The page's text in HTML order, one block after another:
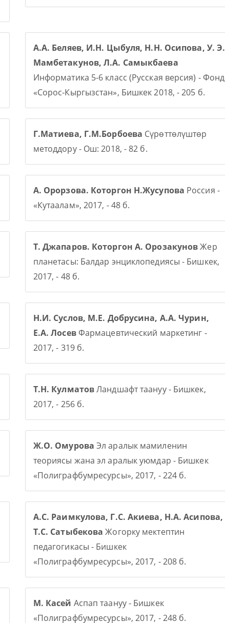
А.А. Беляев, И.Н. Цыбуля, Н.Н. Осипова, У. Э.
Мамбетакунов, Л.А. Самыкбаева
Информатика 5-6 класс (Русская версия) - Фонд
«Сорос-Кыргызстан», Бишкек 2018, - 205 б.
Г.Матиева, Г.М.Борбоева Сүрөттөлүштөр
методдору - Ош: 2018, - 82 б.
А. Орорзова. Которгон Н.Жусупова Россия -
«Кутаалам», 2017, - 48 б.
Т. Джапаров. Которгон А. ОрозакуновЖер
планетасы: Балдар энциклопедиясы - Бишкек,
2017, - 48 б.
Н.И. Суслов, М.Е. Добрусина, А.А. Чурин,
Е.А. ЛосевФармацевтический маркетинг -
2017, - 319 б.
Т.Н. КулматовЛандшафт таануу - Бишкек,
2017, - 256 б.
Ж.О. Омурова Эл аралык мамиленин
теориясы жана эл аралык уюмдар - Бишкек
«Полиграфбумресурсы», 2017, - 224 б.
А.С. Раимкулова, Г.С. Акиева, Н.А. Асипова,
Т.С. Сатыбекова Жогорку мектептин
педагогикасы - Бишкек
«Полиграфбумресурсы», 2017, - 208 б.
М. Касей Аспап таануу - Бишкек
«Полиграфбумресурсы», 2017, - 248 б.